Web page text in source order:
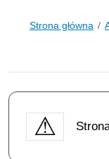
Strona główna